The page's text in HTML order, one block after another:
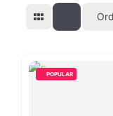
POPULAR